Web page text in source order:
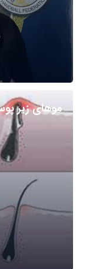
مو‌های زیر